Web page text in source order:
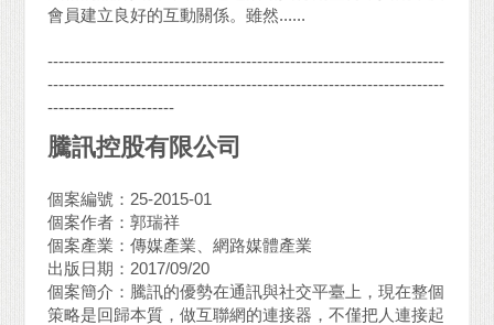
會員建立良好的互動關係。雖然......
------------------------------------------------------------------------
------------------------------------------------------------------------
-----------------------
騰訊控股有限公司
個案編號：25-2015-01
個案作者：郭瑞祥
個案產業：傳媒產業、網路媒體產業
出版日期：2017/09/20
個案簡介：騰訊的優勢在通訊與社交平臺上，現在整個
策略是回歸本質，做互聯網的連接器，不僅把人連接起